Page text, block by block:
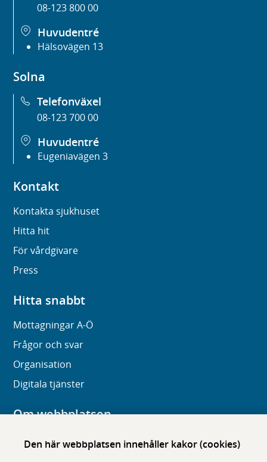
Den här webbplatsen innehåller kakor (cookies)
08-123 800 00
Huvudentré
Hälsovägen 13
Solna
Telefonväxel
08-123 700 00
Huvudentré
Eugeniavägen 3
Kontakt
Kontakta sjukhuset
Hitta hit
För vårdgivare
Press
Hitta snabbt
Mottagningar A-Ö
Frågor och svar
Organisation
Digitala tjänster
Om webbplatsen
Om karolinska.se